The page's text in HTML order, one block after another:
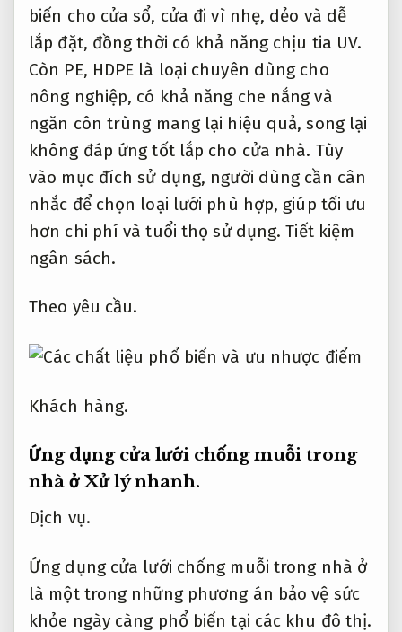
biến cho cửa sổ, cửa đi vì nhẹ, dẻo và dễ
lắp đặt, đồng thời có khả năng chịu tia UV.
Còn PE, HDPE là loại chuyên dùng cho
nông nghiệp, có khả năng che nắng và
ngăn côn trùng mang lại hiệu quả, song lại
không đáp ứng tốt lắp cho cửa nhà. Tùy
vào mục đích sử dụng, người dùng cần cân
nhắc để chọn loại lưới phù hợp, giúp tối ưu
hơn chi phí và tuổi thọ sử dụng.Tiết kiệm
ngân sách.
Theo yêu cầu.
Khách hàng.
Ứng dụng cửa lưới chống muỗi trong
nhà ởXử lý nhanh.
Dịch vụ.
Ứng dụng cửa lưới chống muỗi trong nhà ở
là một trong những phương án bảo vệ sức
khỏe ngày càng phổ biến tại các khu đô thị.